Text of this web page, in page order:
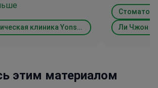
Стоматологическая клиника Yonsei JW Ли Чжон
этим материалом